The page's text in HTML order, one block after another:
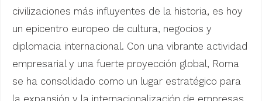
civilizaciones más influyentes de la historia, es hoy
un epicentro europeo de cultura, negocios y
diplomacia internacional. Con una vibrante actividad
empresarial y una fuerte proyección global, Roma
se ha consolidado como un lugar estratégico para
la expansión y la internacionalización de empresas.